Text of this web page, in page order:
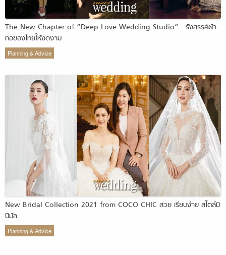
The New Chapter of “Deep Love Wedding Studio” : รังสรรค์ผ้า
ทอของไทยให้งดงาม
Planning & Advice
New Bridal Collection 2021 from COCO CHIC สวย เรียบง่าย สไตล์มิ
นิมัล
Planning & Advice